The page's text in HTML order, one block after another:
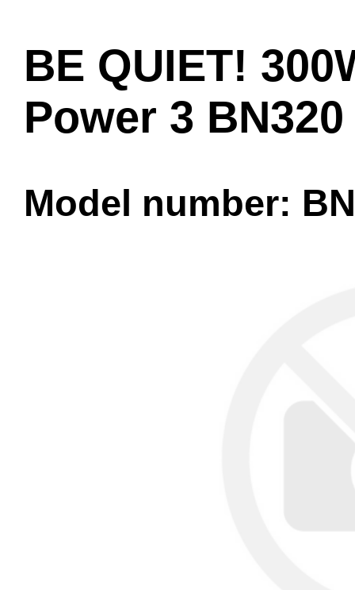
BE QUIET!
Power 3 BN320
Model number: